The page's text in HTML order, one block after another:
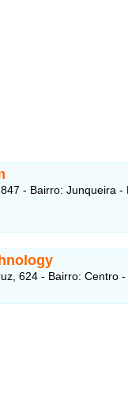
- Bairro: Junqueira -
624 - Bairro: Centro